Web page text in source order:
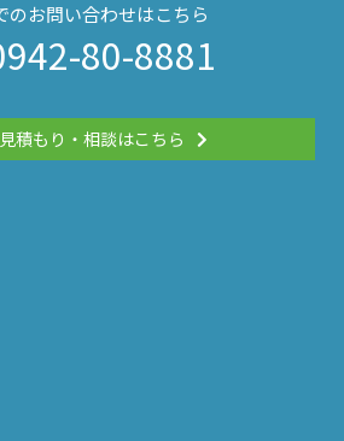
のお問い合わせはこちら
80-8881
積もり・相談はこちら